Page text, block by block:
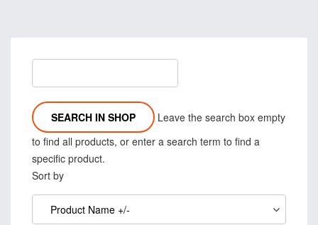
Leave the search box empty
to find all products, or enter a search term to find a
specific product.
Sort by
Product Name +/-